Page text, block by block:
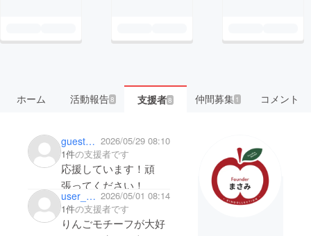
ホーム 活動報告8 支援者8 仲間募集 1 コメント
guest9f228a313154 2026/05/29 08:10
1件の支援者です
応援しています！頑
張ってください！
user_0f8489f457b4 2026/05/01 08:14
1件の支援者です
りんごモチーフが大好